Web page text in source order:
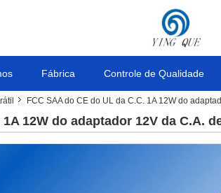
Fábrica Controle de Qualidade
FCC SAA do CE do UL da C.C. 1A 12W do
1A 12W do adaptador 12V da C.A.